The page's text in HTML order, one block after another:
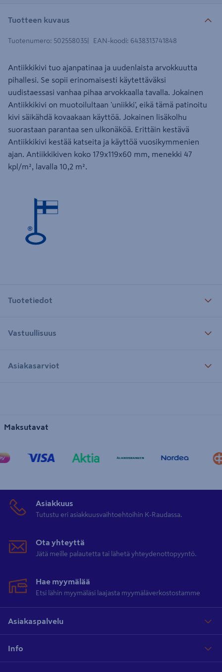
Tuotteen kuvaus
Tuotenumero: 502558035 EAN-koodi: 6438313741848
Antiikkikivi tuo ajanpatinaa ja uudenlaista arvokkuutta
pihallesi. Se sopii erinomaisesti käytettäväksi
uudistaessasi vanhaa pihaa arvokkaalla tavalla. Jokainen
Antiikkikivi on muotoilultaan 'uniikki', eikä tämä patinoitu
kivi säikähdä kovaakaan käyttöä. Jokainen lisäkolhu
suorastaan parantaa sen ulkonäköä. Erittäin kestävä
Antiikkikivi kestää katseita ja käyttöä vuosikymmenien
ajan. Antiikkikiven koko 179x119x60 mm, menekki 47
kpl/m², lavalla 10,2 m².
Tuotetiedot
Vastuullisuus
Asiakasarviot
Maksutavat
Asiakkuus
Tutustu eri asiakkuusvaihtoehtoihin K-Raudassa.
Ota yhteyttä
Jätä meille palautetta tai lähetä yhteydenottopyyntö.
Hae myymälää
Etsi lähin myymäläsi laajasta myymäläverkostostamme
Asiakaspalvelu
Info